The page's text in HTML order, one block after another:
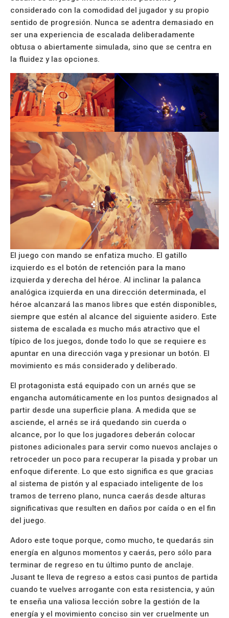
considerado con la comodidad del jugador y su propio
sentido de progresión. Nunca se adentra demasiado en
ser una experiencia de escalada deliberadamente
obtusa o abiertamente simulada, sino que se centra en
la fluidez y las opciones.
El juego con mando se enfatiza mucho. El gatillo
izquierdo es el botón de retención para la mano
izquierda y derecha del héroe. Al inclinar la palanca
analógica izquierda en una dirección determinada, el
héroe alcanzará las manos libres que estén disponibles,
siempre que estén al alcance del siguiente asidero. Este
sistema de escalada es mucho más atractivo que el
típico de los juegos, donde todo lo que se requiere es
apuntar en una dirección vaga y presionar un botón. El
movimiento es más considerado y deliberado.
El protagonista está equipado con un arnés que se
engancha automáticamente en los puntos designados al
partir desde una superficie plana. A medida que se
asciende, el arnés se irá quedando sin cuerda o
alcance, por lo que los jugadores deberán colocar
pistones adicionales para servir como nuevos anclajes o
retroceder un poco para recuperar la pisada y probar un
enfoque diferente. Lo que esto significa es que gracias
al sistema de pistón y al espaciado inteligente de los
tramos de terreno plano, nunca caerás desde alturas
significativas que resulten en daños por caída o en el fin
del juego.
Adoro este toque porque, como mucho, te quedarás sin
energía en algunos momentos y caerás, pero sólo para
terminar de regreso en tu último punto de anclaje.
Jusant te lleva de regreso a estos casi puntos de partida
cuando te vuelves arrogante con esta resistencia, y aún
te enseña una valiosa lección sobre la gestión de la
energía y el movimiento conciso sin ver cruelmente un